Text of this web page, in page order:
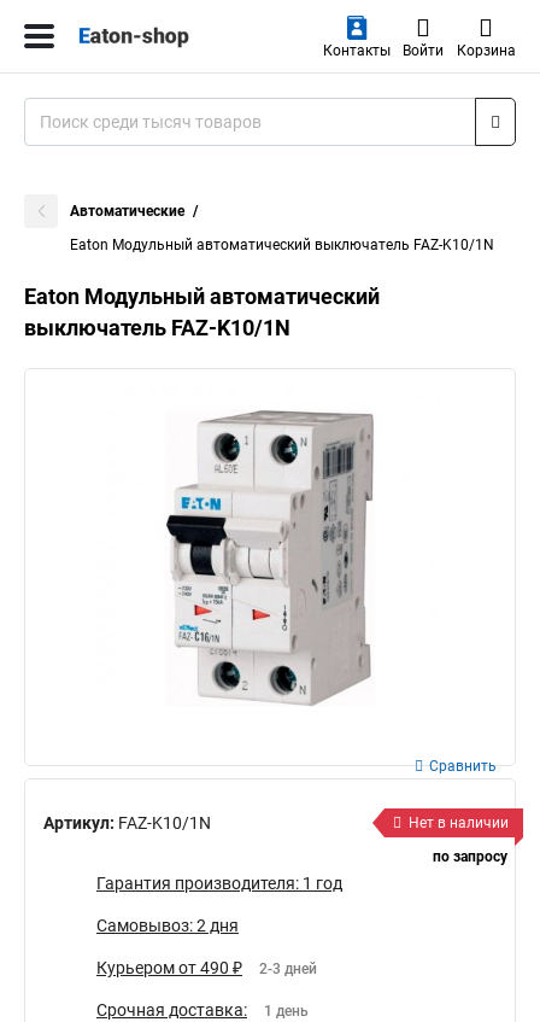
Контакты Войти Корзина
Автоматические
Eaton Модульный автоматический выключатель FAZ-K10/1N
Eaton Модульный автоматический
выключатель FAZ-K10/1N
Артикул: FAZ-K10/1N
Сравнить
Нет в наличии
по запросу
Гарантия производителя: 1 год
Самовывоз: 2 дня
Курьером от 490 ₽ 2-3 дней
Срочная доставка: 1 день